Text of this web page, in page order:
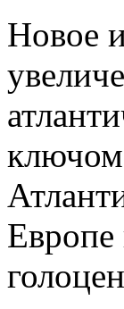
Новое
Европе